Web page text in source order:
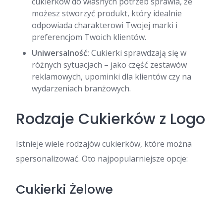
możesz stworzyć produkt, który idealnie
odpowiada charakterowi Twojej marki i
preferencjom Twoich klientów.
Uniwersalność: Cukierki sprawdzają się w
różnych sytuacjach – jako część zestawów
reklamowych, upominki dla klientów czy na
wydarzeniach branżowych.
Rodzaje Cukierków z Logo
Istnieje wiele rodzajów cukierków, które można
spersonalizować. Oto najpopularniejsze opcje:
Cukierki Żelowe